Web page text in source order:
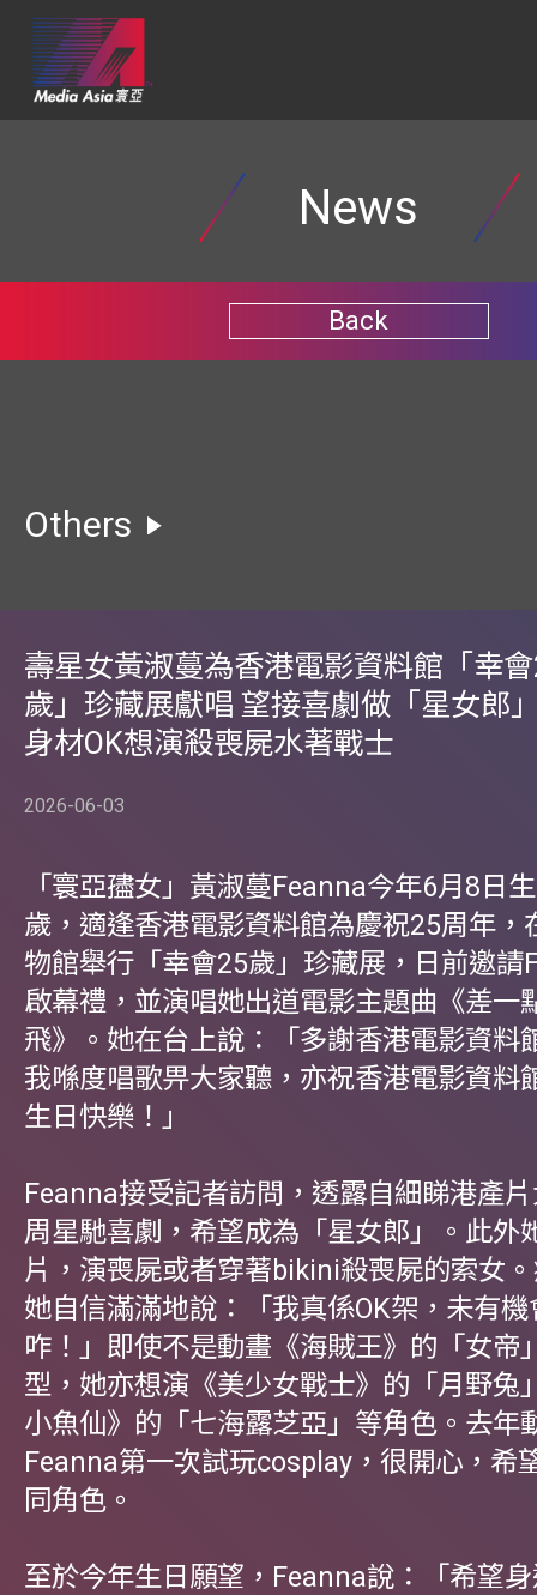
News
Back
Others
壽星女黃淑蔓為香港電影資料館「幸
歲」珍藏展獻唱 望接喜劇做「星女郎
身材OK想演殺喪屍水著戰士
2026-06-03
「寰亞孻女」黃淑蔓Feanna今年6月8日
歲，適逢香港電影資料館為慶祝25周年，
物館舉行「幸會25歲」珍藏展，日前邀請
啟幕禮，並演唱她出道電影主題曲《差一
飛》。她在台上說：「多謝香港電影資料
我喺度唱歌畀大家聽，亦祝香港電影資料
生日快樂！」
Feanna接受記者訪問，透露自細睇港產
周星馳喜劇，希望成為「星女郎」。此外
片，演喪屍或者穿著bikini殺喪屍的索女
她自信滿滿地說：「我真係OK架，未有
咋！」即使不是動畫《海賊王》的「女帝
型，她亦想演《美少女戰士》的「月野兔
小魚仙》的「七海露芝亞」等角色。去年
Feanna第一次試玩cosplay，很開心，希
同角色。
至於今年生日願望，Feanna說：「希望